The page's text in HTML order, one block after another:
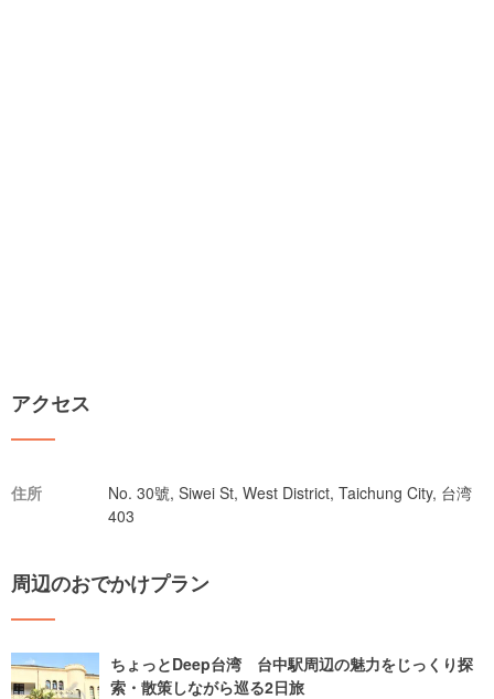
アクセス
住所
No. 30號, Siwei St, West District, Taichung City, 台湾
403
周辺のおでかけプラン
ちょっとDeep台湾 台中駅周辺の魅力をじっくり探
索・散策しながら巡る2日旅